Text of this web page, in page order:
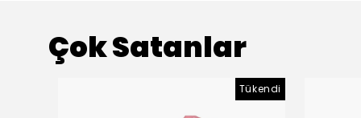
Çok Satanlar
Tükendi